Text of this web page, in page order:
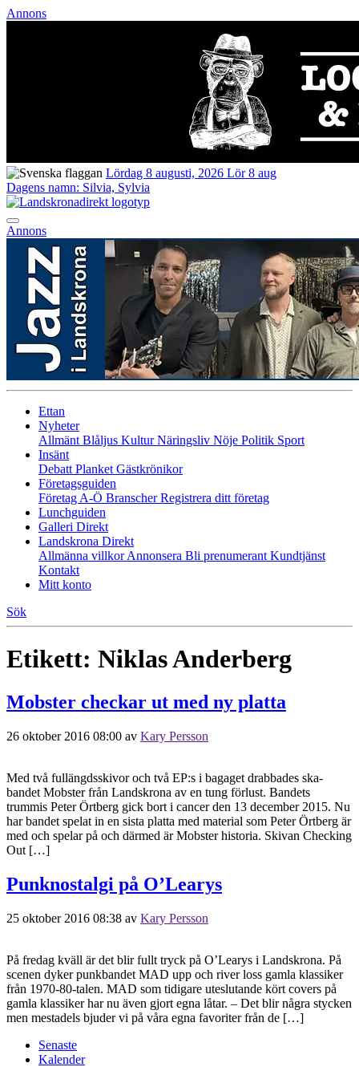
Annons
Lördag 8 augusti, 2026 Lör 8 aug
Dagens namn: Silvia, Sylvia
Annons
Ettan
Nyheter
Allmänt Blåljus KulturNäringsliv Nöje Politik Sport
Insänt
Debatt Planket Gästkrönikor
Företagsguiden
Företag A-Ö BranscherRegistrera ditt företag
Lunchguiden
Galleri Direkt
Landskrona Direkt
Allmänna villkorAnnonsera Bli prenumerant Kundtjänst
Kontakt
Mitt konto
Sök
Etikett: Niklas Anderberg
Mobster checkar ut med ny platta
26 oktober 2016 08:00 av Kary Persson
Med två fullängdsskivor och två EP:s i bagaget drabbades ska-
bandet Mobster från Landskrona av en tung förlust. Bandets
trummis Peter Örtberg gick bort i cancer den 13 december 2015. Nu
har bandet spelat in en sista platta med material som Peter Örtberg är
med och spelar på och därmed är Mobster historia. Skivan Checking
Out […]
Punknostalgi på O’Learys
25 oktober 2016 08:38 av Kary Persson
På fredag kväll är det blir fullt tryck på O’Learys i Landskrona. På
scenen dyker punkbandet MAD upp och river loss gamla klassiker
från 1970-80-talen. MAD som tidigare uteslutande kört covers på
gamla klassiker har nu även gjort egna låtar. – Det blir några stycken
men mestadels bjuder vi på våra egna favoriter från de […]
Senaste
Kalender